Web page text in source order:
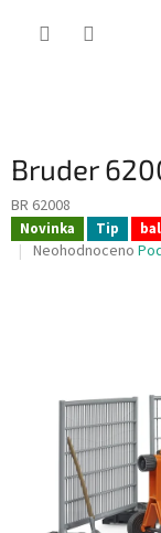
Bruder
BR 62008
Novinka Tip
Průměrné
hvězdiček.
Neohodnoceno